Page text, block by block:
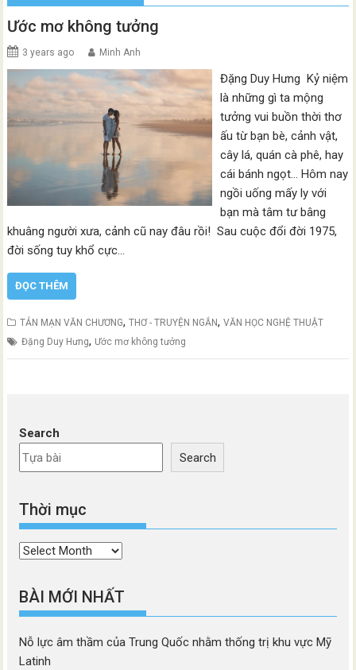
Ước mơ không tưởng
3 years ago Minh Anh
Đặng Duy Hưng Kỷ niệm
là những gì ta mộng
tưởng vui buồn thời thơ
ấu từ bạn bè, cảnh vật,
cây lá, quán cà phê, hay
cái bánh ngọt… Hôm nay
ngồi uống mấy ly với
bạn mà tâm tư bâng
khuâng người xưa, cảnh cũ nay đâu rồi! Sau cuộc đổi đời 1975,
đời sống tuy khổ cực…
ĐỌC THÊM
TẢN MẠN VĂN CHƯƠNG,THƠ - TRUYỆN NGẮN,VĂN HỌC NGHỆ THUẬT
Đặng Duy Hưng, Ước mơ không tưởng
Search
Search
Thời mục
Thời
BÀI MỚI NHẤT
Nỗ lực âm thầm của Trung Quốc nhằm thống trị khu vực Mỹ
Latinh